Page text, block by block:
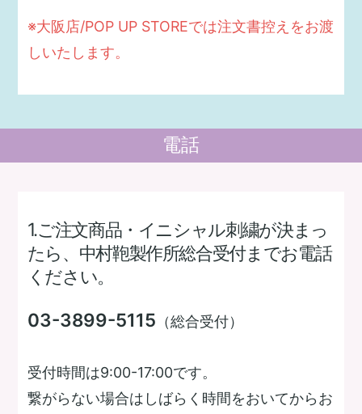
※大阪店/POP UP STOREでは注文書控えをお渡
しいたします。
電話
1.ご注文商品・イニシャル刺繍が決まっ
たら、中村鞄製作所総合受付までお電話
ください。
03-3899-5115 （総合受付）
受付時間は9:00-17:00です。
繋がらない場合はしばらく時間をおいてからお